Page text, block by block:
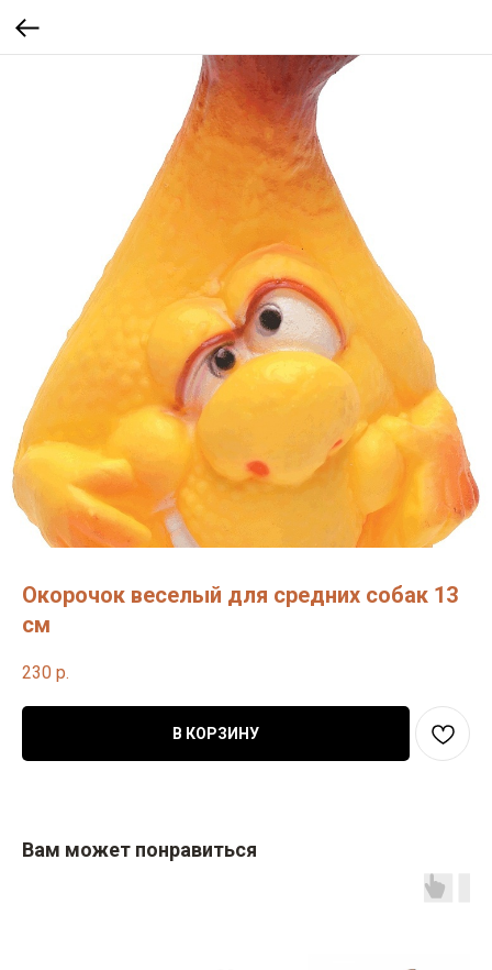
Окорочок веселый для средних собак 13
см
230 р.
В КОРЗИНУ
Вам может понравиться